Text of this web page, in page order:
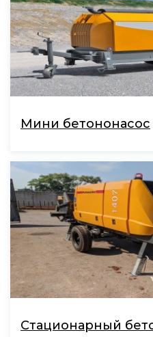
Мини бетононасос
Стационарный